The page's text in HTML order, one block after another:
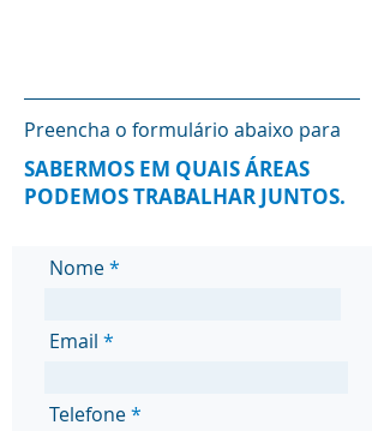
Preencha o formulário abaixo para
SABERMOS EM QUAIS ÁREAS
PODEMOS TRABALHAR JUNTOS.
Nome
Email
Telefone